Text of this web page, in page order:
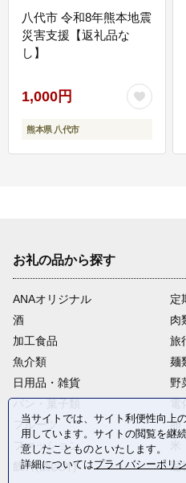
八代市 令和8年熊本地震
災害支援【返礼品な
し】
1,000円
熊本県 八代市
お礼の品から探す
ANAオリジナル
定
酒
肉
加工食品
旅
魚介類
麺
日用品・雑貨
野
フルーツ
卵
ファッション
飲料(酒以外)
返
当サイトでは、サイト利便性向上
用しています。サイトの閲覧を継
意したことものといたします。
詳細についてはプライバシーポリ